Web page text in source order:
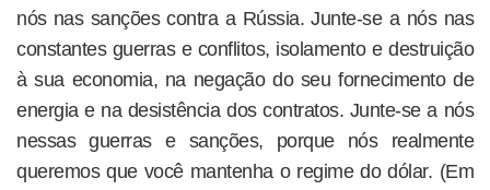
nós nas sanções contra a Rússia. Junte-se a nós nas
constantes guerras e conflitos, isolamento e destruição
à sua economia, na negação do seu fornecimento de
energia e na desistência dos contratos. Junte-se a nós
nessas guerras e sanções, porque nós realmente
queremos que você mantenha o regime do dólar. (Em